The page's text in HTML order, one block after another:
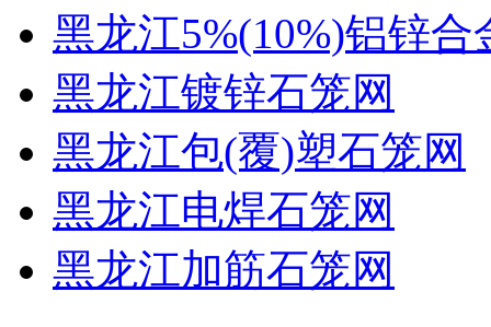
黑龙江5%(10%)铝锌合
黑龙江镀锌石笼网
黑龙江包(覆)塑石笼网
黑龙江电焊石笼网
黑龙江加筋石笼网